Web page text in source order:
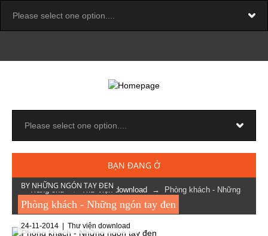
BẠN ĐANG Ở
Trang chủ→ Thư viện download → Phòng khách - Những
ngón tay đen
BY NHỮNG NGÓN TAY ĐEN
Phòng khách - Những ngón tay đen
24-11-2014 | Thư viện download